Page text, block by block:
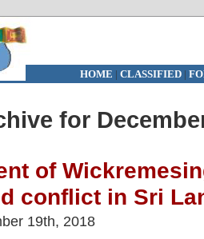
HOME | CLASSIFIED|
for
of
conflict in Sri
19th, 2018